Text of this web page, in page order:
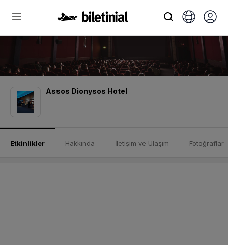
Assos Dionysos Hotel
Etkinlikler Hakkında İletişim ve Ulaşım Fotoğraflar